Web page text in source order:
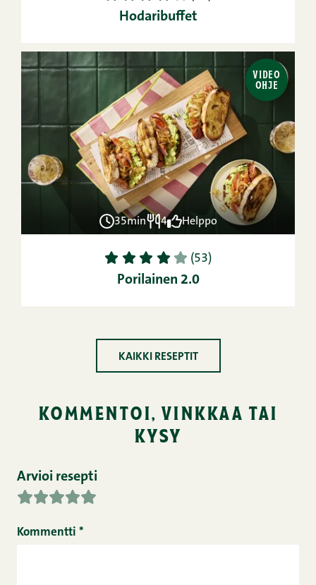
Hodaribuffet
VIDEO
OHJE
35min 4 Helppo
1 2 3 4 5 (53)
Porilainen 2.0
KAIKKI RESEPTIT
kommentoi, vinkkaa tai
kysy
Arvioi resepti
Kommentti *